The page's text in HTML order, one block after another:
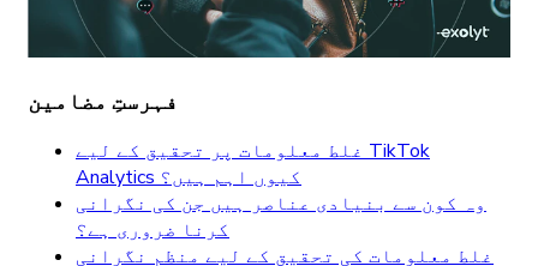
فہرستِ مضامین
غلط معلومات پر تحقیق کے لیے TikTok
Analytics کیوں اہم ہیں؟
وہ کون سے بنیادی عناصر ہیں جن کی نگرانی
کرنا ضروری ہے؟
غلط معلومات کی تحقیق کے لیے منظم نگرانی